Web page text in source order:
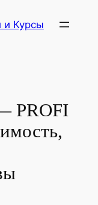
и Курсы
PROFI